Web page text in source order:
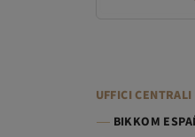
UFFICI CENTRALI
BIKKOM